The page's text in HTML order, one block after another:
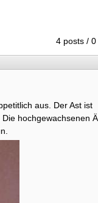
4 posts / 0
aus. Der Ast ist
hochgewachsenen